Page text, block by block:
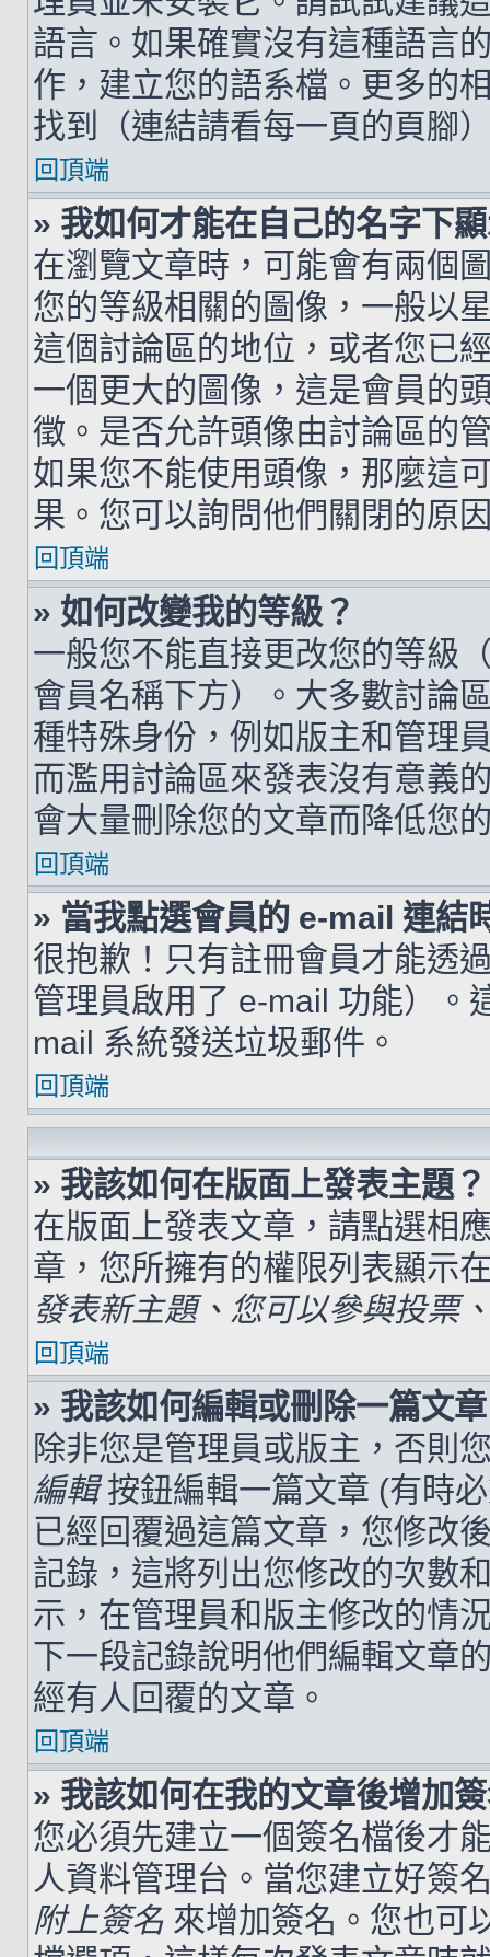
語言。如果確實沒有這種語言
作，建立您的語系檔。更多的
找到（連結請看每一頁的頁腳
回頂端
» 我如何才能在自己的名字下
在瀏覽文章時，可能會有兩個
您的等級相關的圖像，一般以
這個討論區的地位，或者您已
一個更大的圖像，這是會員的
徵。是否允許頭像由討論區的
如果您不能使用頭像，那麼這
果。您可以詢問他們關閉的原
回頂端
» 如何改變我的等級？
一般您不能直接更改您的等級
會員名稱下方）。大多數討論
種特殊身份，例如版主和管理
而濫用討論區來發表沒有意義
會大量刪除您的文章而降低您
回頂端
» 當我點選會員的 e-mail 連結
很抱歉！只有註冊會員才能透
管理員啟用了 e-mail 功能）。
mail 系統發送垃圾郵件。
回頂端
» 我該如何在版面上發表主題？
在版面上發表文章，請點選相
章，您所擁有的權限列表顯示
發表新主題、您可以參與投票
回頂端
» 我該如何編輯或刪除一篇文
除非您是管理員或版主，否則
編輯按鈕編輯一篇文章 (有時
已經回覆過這篇文章，您修改
記錄，這將列出您修改的次數
示，在管理員和版主修改的情
下一段記錄說明他們編輯文章
經有人回覆的文章。
回頂端
» 我該如何在我的文章後增加
您必須先建立一個簽名檔後才
人資料管理台。當您建立好簽
附上簽名 來增加簽名。您也可